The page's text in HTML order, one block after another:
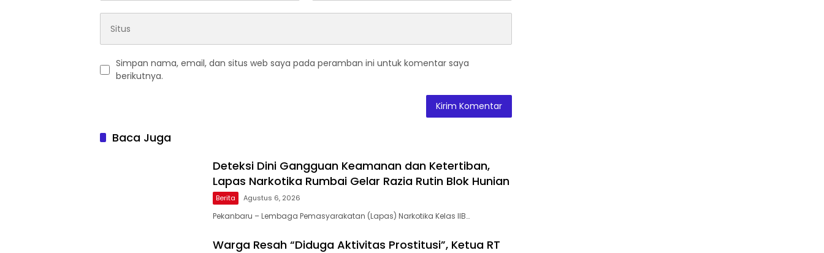
Simpan nama, email, dan situs web saya pada peramban ini untuk komentar saya
berikutnya.
Baca Juga
Deteksi Dini Gangguan Keamanan dan Ketertiban,
Lapas Narkotika Rumbai Gelar Razia Rutin Blok Hunian
Berita Agustus 6, 2026
Pekanbaru – Lembaga Pemasyarakatan (Lapas) Narkotika Kelas IIB…
Warga Resah “Diduga Aktivitas Prostitusi”, Ketua RT